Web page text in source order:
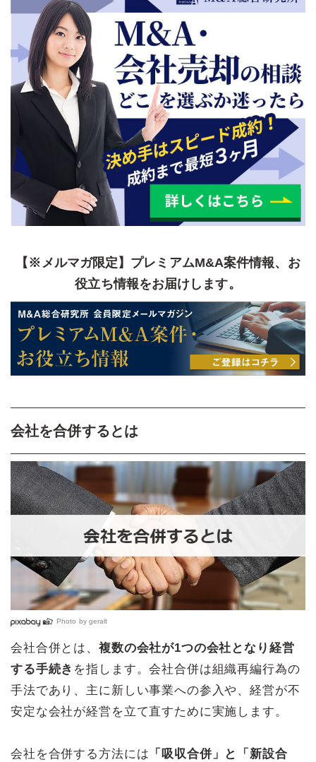
【※メルマガ限定】プレミアムM&A案件情報、お
役立ち情報をお届けします。
会社を合併するとは
Photo by geralt
会社合併とは、 複数の会社が1つの会社となり経営
する手続き を指します。会社合併は組織再編行為の
手法であり、主に新しい事業への参入や、経営が不
安定な会社が経営を立て直すために実施します。
会社を合併する方法には 「吸収合併」と「新設合